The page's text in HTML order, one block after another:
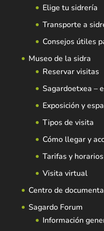
Elige tu sidrería
Transporte a
Consejos útiles
Museo de la sidra
Reservar visitas
Sagardoetxea –
Exposición y
Tipos de visita
Cómo llegar y
Tarifas y horarios
Visita virtual
Centro de
Sagardo Forum
Información